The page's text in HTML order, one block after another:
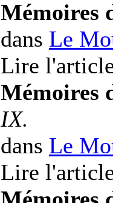
Mémoires
dans Le
Lire
Mémoires
IX.
dans Le
Lire